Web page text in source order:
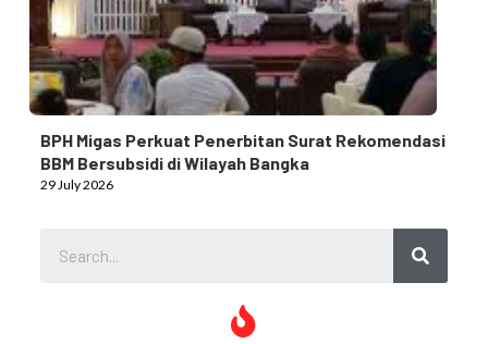
BPH Migas Perkuat Penerbitan Surat Rekomendasi
BBM Bersubsidi di Wilayah Bangka
29 July 2026